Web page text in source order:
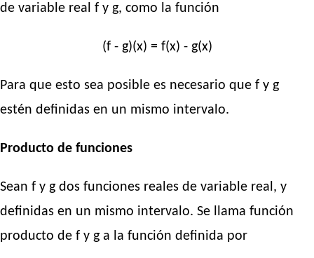
de variable real f y g, como la función
(f - g)(x) = f(x) - g(x)
Para que esto sea posible es necesario que f y g
estén definidas en un mismo intervalo.
Producto de funciones
Sean f y g dos funciones reales de variable real, y
definidas en un mismo intervalo. Se llama función
producto de f y g a la función definida por